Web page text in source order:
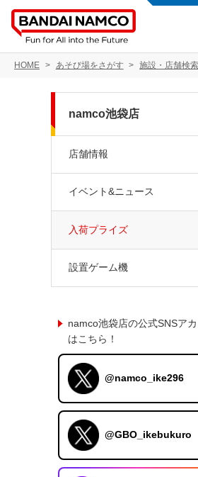
HOME あそび場をさがす 施設・店舗検索
namco池袋店
店舗情報
イベント&ニュース
入荷プライズ
設置ゲーム機
namco池袋店の公式SNSアカ
はこちら！
@namco_ike296
@GBO_ikebukuro